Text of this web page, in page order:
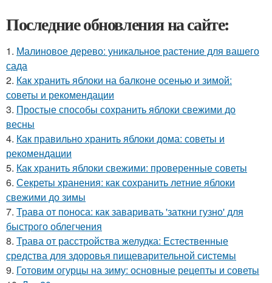
Последние обновления на сайте:
1. Малиновое дерево: уникальное растение для вашего
сада
2. Как хранить яблоки на балконе осенью и зимой:
советы и рекомендации
3. Простые способы сохранить яблоки свежими до
весны
4. Как правильно хранить яблоки дома: советы и
рекомендации
5. Как хранить яблоки свежими: проверенные советы
6. Секреты хранения: как сохранить летние яблоки
свежими до зимы
7. Трава от поноса: как заваривать 'заткни гузно' для
быстрого облегчения
8. Трава от расстройства желудка: Естественные
средства для здоровья пищеварительной системы
9. Готовим огурцы на зиму: основные рецепты и советы